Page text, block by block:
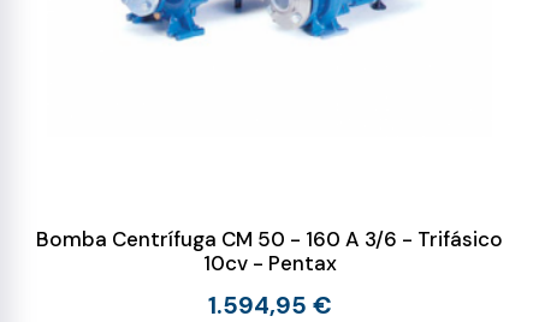
Bomba Centrífuga CM 50 - 160 A 3/6 - Trifásico
10cv - Pentax
1.594,95 €